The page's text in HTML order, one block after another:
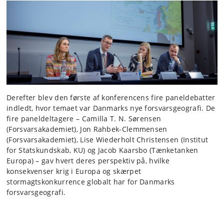
Derefter blev den første af konferencens fire paneldebatter
indledt, hvor temaet var Danmarks nye forsvarsgeografi. De
fire paneldeltagere – Camilla T. N. Sørensen
(Forsvarsakademiet), Jon Rahbek-Clemmensen
(Forsvarsakademiet), Lise Wiederholt Christensen (Institut
for Statskundskab, KU) og Jacob Kaarsbo (Tænketanken
Europa) – gav hvert deres perspektiv på, hvilke
konsekvenser krig i Europa og skærpet
stormagtskonkurrence globalt har for Danmarks
forsvarsgeografi.